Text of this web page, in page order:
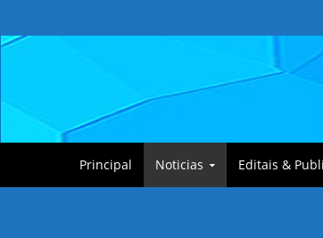
Principal Noticias Editais &